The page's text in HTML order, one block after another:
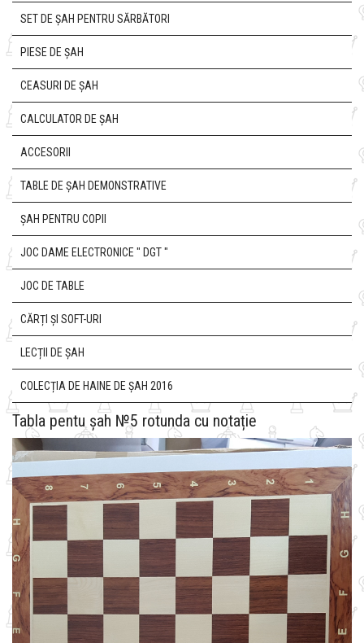
SET DE ȘAH PENTRU SĂRBĂTORI
PIESE DE ȘAH
CEASURI DE ȘAH
CALCULATOR DE ȘAH
ACCESORII
TABLE DE ȘAH DEMONSTRATIVE
ȘAH PENTRU COPII
JOC DAME ELECTRONICE " DGT "
JOC DE TABLE
CĂRȚI ȘI SOFT-URI
LECȚII DE ȘAH
COLECȚIA DE HAINE DE ȘAH 2016
Tabla pentu șah №5 rotunda cu notație